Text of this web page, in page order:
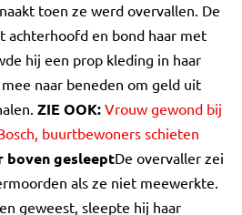
toen ze werd overvallen. De
achterhoofd en bond haar met
hij een prop kleding in haar
naar beneden om geld uit
ZIE OOK: Vrouw gewond bij
buurtbewoners schieten
boven gesleeptDe overvaller zei
als ze niet meewerkte.
geweest, sleepte hij haar